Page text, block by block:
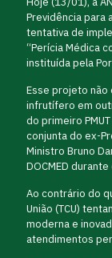
Previdência para
tentativa de
“Perícia Médica
instituída pela
Esse projeto não
infrutífero em
do primeiro
conjunta do ex-
Ministro Bruno
DOCMED
Ao contrário do
União (TCU)
moderna e
atendimentos